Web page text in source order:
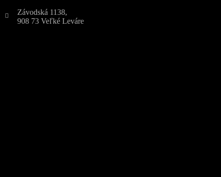
Závodská 1138,
908 73 Veľké Leváre